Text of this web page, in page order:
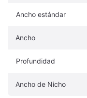
Ancho estándar
Ancho
Profundidad
Ancho de Nicho